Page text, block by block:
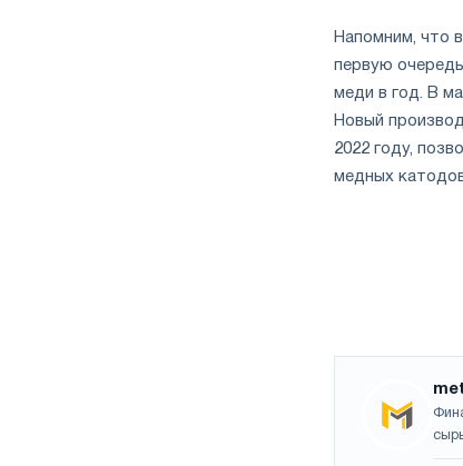
Напомним, что
первую
меди в год. В
Новый
2022 году,
медных